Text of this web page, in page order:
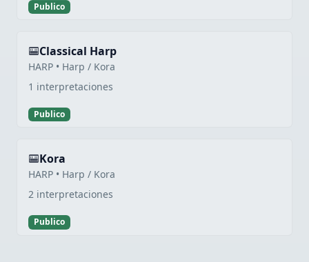
Publico
Classical Harp
HARP • Harp / Kora
1 interpretaciones
Publico
Kora
HARP • Harp / Kora
2 interpretaciones
Publico